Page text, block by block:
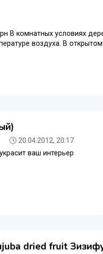
В комнатных условиях
воздуха. В
20.04.2012, 20:17
ваш интерьер
dried fruit